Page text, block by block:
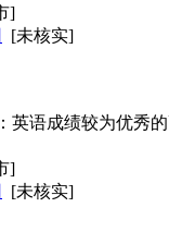
]
[未核实]
英语成绩较为优秀
]
[未核实]